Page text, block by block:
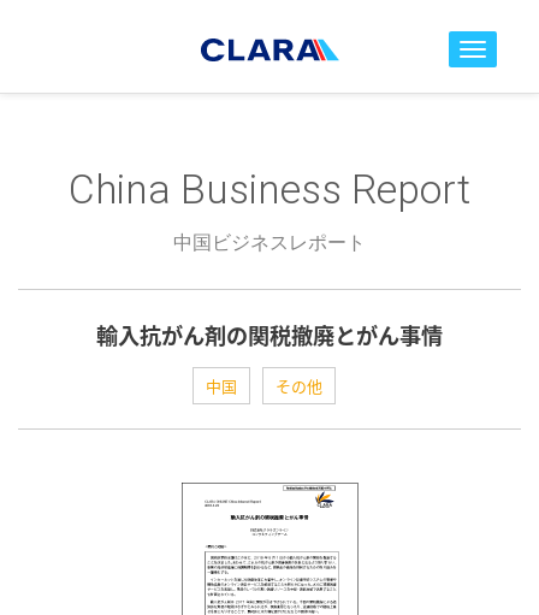
toggle
China Business Report
中国ビジネスレポート
輸入抗がん剤の関税撤廃とがん事情
中国 その他